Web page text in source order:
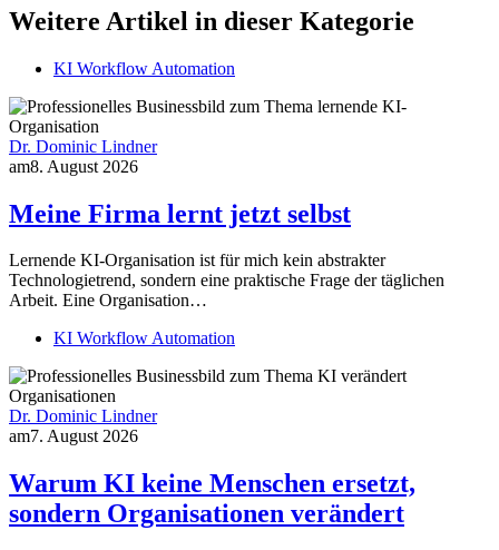
Weitere Artikel in dieser Kategorie
KI Workflow Automation
Dr. Dominic Lindner
am8. August 2026
Meine Firma lernt jetzt selbst
Lernende KI-Organisation ist für mich kein abstrakter
Technologietrend, sondern eine praktische Frage der täglichen
Arbeit. Eine Organisation…
KI Workflow Automation
Dr. Dominic Lindner
am7. August 2026
Warum KI keine Menschen ersetzt,
sondern Organisationen verändert